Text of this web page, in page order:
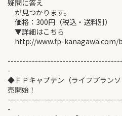
疑問に答え
が見つかります。
価格：300円（税込・送料別）
▼詳細はこちら
http://www.fp-kanagawa.com/
-
◆ＦＰキャプテン（ライフプラン
売開始！
-